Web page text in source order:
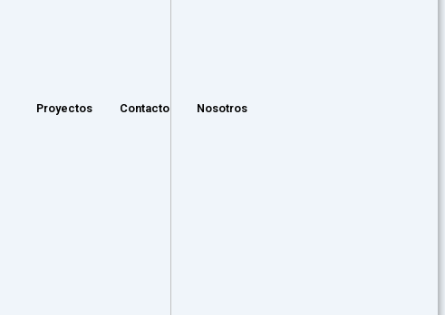
Proyectos Contacto Nosotros